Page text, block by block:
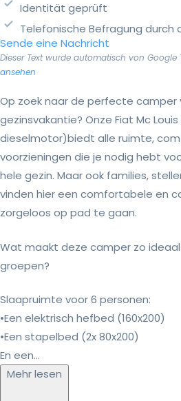
Identität geprüft
Telefonische Befragung durch
Sende eine Nachricht
Dieser Text wurde automatisch von Google
ansehen
Op zoek naar de perfecte camper
gezinsvakantie? Onze Fiat Mc
dieselmotor)biedt alle ruimte,
voorzieningen die je nodig hebt
hele gezin. Maar ook families,
vinden hier een comfortabele en
zorgeloos op pad te gaan.
Wat maakt deze camper zo
groepen?
Slaapruimte voor 6 personen:
•Een elektrisch hefbed (160x200)
•Een stapelbed (2x 80x200)
En een...
Mehr lesen